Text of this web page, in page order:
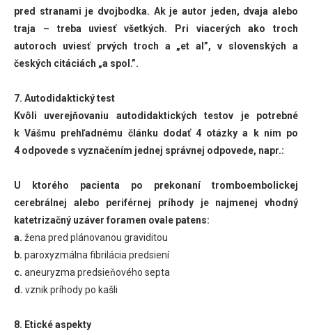
pred stranami je dvojbodka. Ak je autor jeden, dvaja alebo
traja – treba uviesť všetkých. Pri viacerých ako troch
autoroch uviesť prvých troch a „et al”, v slovenských a
českých citáciách „a spol.”.
7. Autodidaktický test
Kvôli uverejňovaniu autodidaktických testov je potrebné
k Vášmu prehľadnému článku dodať 4 otázky a k nim po
4 odpovede s vyznačením jednej správnej odpovede, napr.:
U ktorého pacienta po prekonaní tromboembolickej
cerebrálnej alebo periférnej príhody je najmenej vhodný
katetrizačný uzáver foramen ovale patens:
a. žena pred plánovanou graviditou
b. paroxyzmálna fibrilácia predsiení
c. aneuryzma predsieňového septa
d. vznik príhody po kašli
8. Etické aspekty